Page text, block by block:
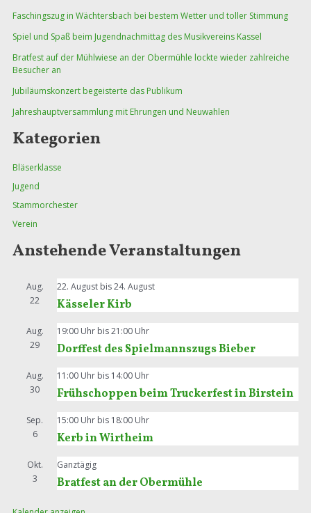
viele
Zuhörer
Faschingszug in Wächtersbach bei bestem Wetter und toller Stimmung
Spiel und Spaß beim Jugendnachmittag des Musikvereins Kassel
Bratfest auf der Mühlwiese an der Obermühle lockte wieder zahlreiche
Besucher an
Jubiläumskonzert begeisterte das Publikum
Jahreshauptversammlung mit Ehrungen und Neuwahlen
Kategorien
Bläserklasse
Jugend
Stammorchester
Verein
Anstehende Veranstaltungen
Aug.
22
22. August bis24. August
Kässeler Kirb
Aug.
29
19:00 Uhr bis21:00 Uhr
Dorffest des Spielmannszugs Bieber
Aug.
30
11:00 Uhr bis 14:00 Uhr
Frühschoppen beim Truckerfest in Birstein
Sep.
6
15:00 Uhr bis 18:00 Uhr
Kerb in Wirtheim
Okt.
3
Ganztägig
Bratfest an der Obermühle